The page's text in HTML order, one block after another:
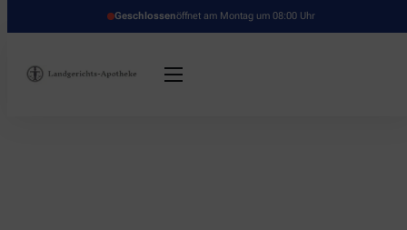
Geschlossenöffnet am Montag um 08:00 Uhr